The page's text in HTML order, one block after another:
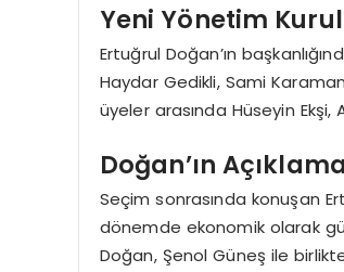
Yeni Yönetim
Ertuğrul Doğan’ın
Haydar Gedikli, Sami
üyeler arasında Hüseyin Ekşi,
Doğan’ın
Seçim sonrasında konuşan
dönemde ekonomik olarak
Doğan, Şenol Güneş ile